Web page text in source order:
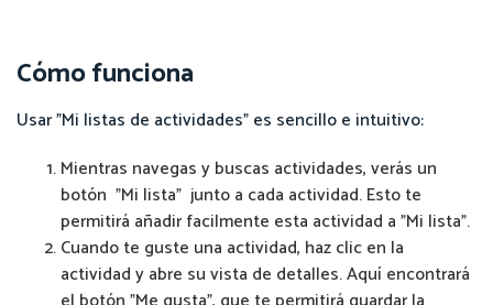
Cómo funciona
Usar "Mi listas de actividades" es sencillo e intuitivo:
Mientras navegas y buscas actividades, verás un
botón "Mi lista" junto a cada actividad. Esto te
permitirá añadir facilmente esta actividad a "Mi lista".
Cuando te guste una actividad, haz clic en la
actividad y abre su vista de detalles. Aquí encontrará